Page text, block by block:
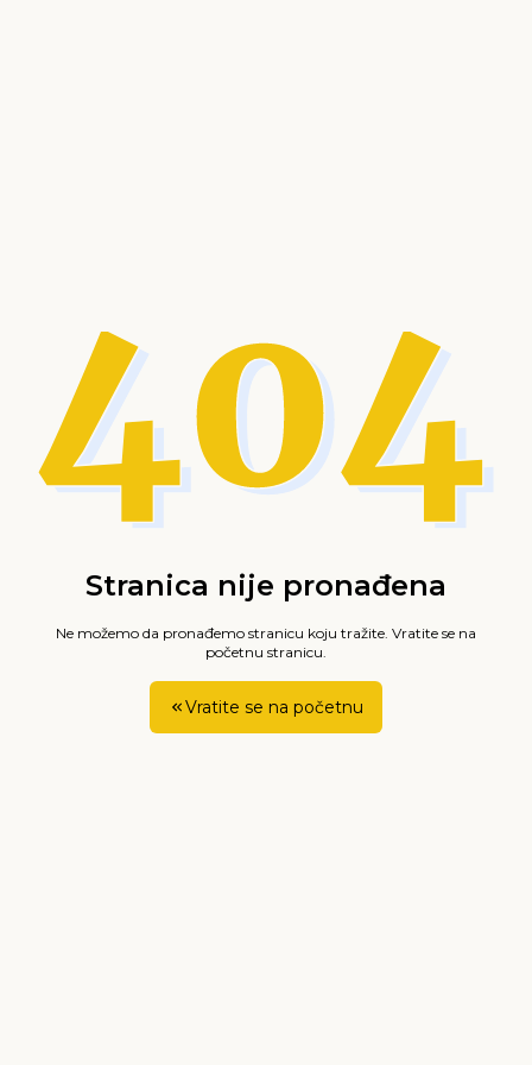
Stranica nije pronađena
Ne možemo da pronađemo stranicu koju tražite. Vratite se na
početnu stranicu.
Vratite se na početnu